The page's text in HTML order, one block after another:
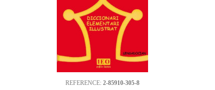
REFERENCE: 2-85910-305-8